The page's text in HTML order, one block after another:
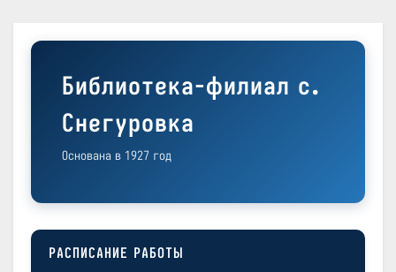
Библиотека-филиал с.
Снегуровка
Основана в 1927 год
РАСПИСАНИЕ РАБОТЫ